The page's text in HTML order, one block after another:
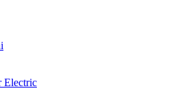
Electric